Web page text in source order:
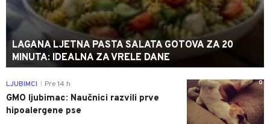
LAGANA LJETNA PASTA SALATA GOTOVA ZA 20
MINUTA: IDEALNA ZA VRELE DANE
0
LJUBIMCI Pre 14 h
GMO ljubimac: Naučnici razvili prve
hipoalergene pse